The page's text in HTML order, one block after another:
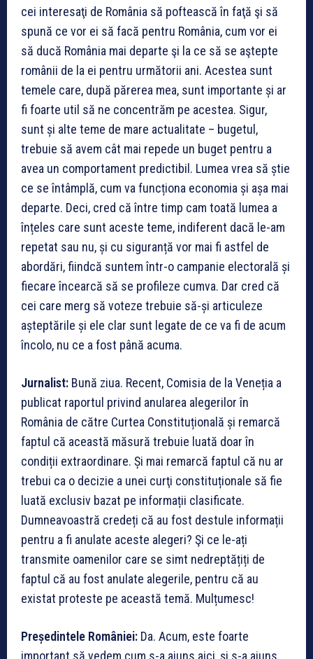
cei interesaţi de România să poftească în faţă şi să
spună ce vor ei să facă pentru România, cum vor ei
să ducă România mai departe şi la ce să se aştepte
românii de la ei pentru următorii ani. Acestea sunt
temele care, după părerea mea, sunt importante și ar
fi foarte util să ne concentrăm pe acestea. Sigur,
sunt și alte teme de mare actualitate – bugetul,
trebuie să avem cât mai repede un buget pentru a
avea un comportament predictibil. Lumea vrea să știe
ce se întâmplă, cum va funcționa economia și așa mai
departe. Deci, cred că între timp cam toată lumea a
înțeles care sunt aceste teme, indiferent dacă le-am
repetat sau nu, și cu siguranță vor mai fi astfel de
abordări, fiindcă suntem într-o campanie electorală și
fiecare încearcă să se profileze cumva. Dar cred că
cei care merg să voteze trebuie să-și articuleze
așteptările și ele clar sunt legate de ce va fi de acum
încolo, nu ce a fost până acuma.
Jurnalist: Bună ziua. Recent, Comisia de la Veneția a
publicat raportul privind anularea alegerilor în
România de către Curtea Constituțională și remarcă
faptul că această măsură trebuie luată doar în
condiții extraordinare. Și mai remarcă faptul că nu ar
trebui ca o decizie a unei curţi constituționale să fie
luată exclusiv bazat pe informații clasificate.
Dumneavoastră credeți că au fost destule informații
pentru a fi anulate aceste alegeri? Şi ce le-ați
transmite oamenilor care se simt nedreptățiți de
faptul că au fost anulate alegerile, pentru că au
existat proteste pe această temă. Mulțumesc!
Președintele României: Da. Acum, este foarte
important să vedem cum s-a ajuns aici, și s-a ajuns